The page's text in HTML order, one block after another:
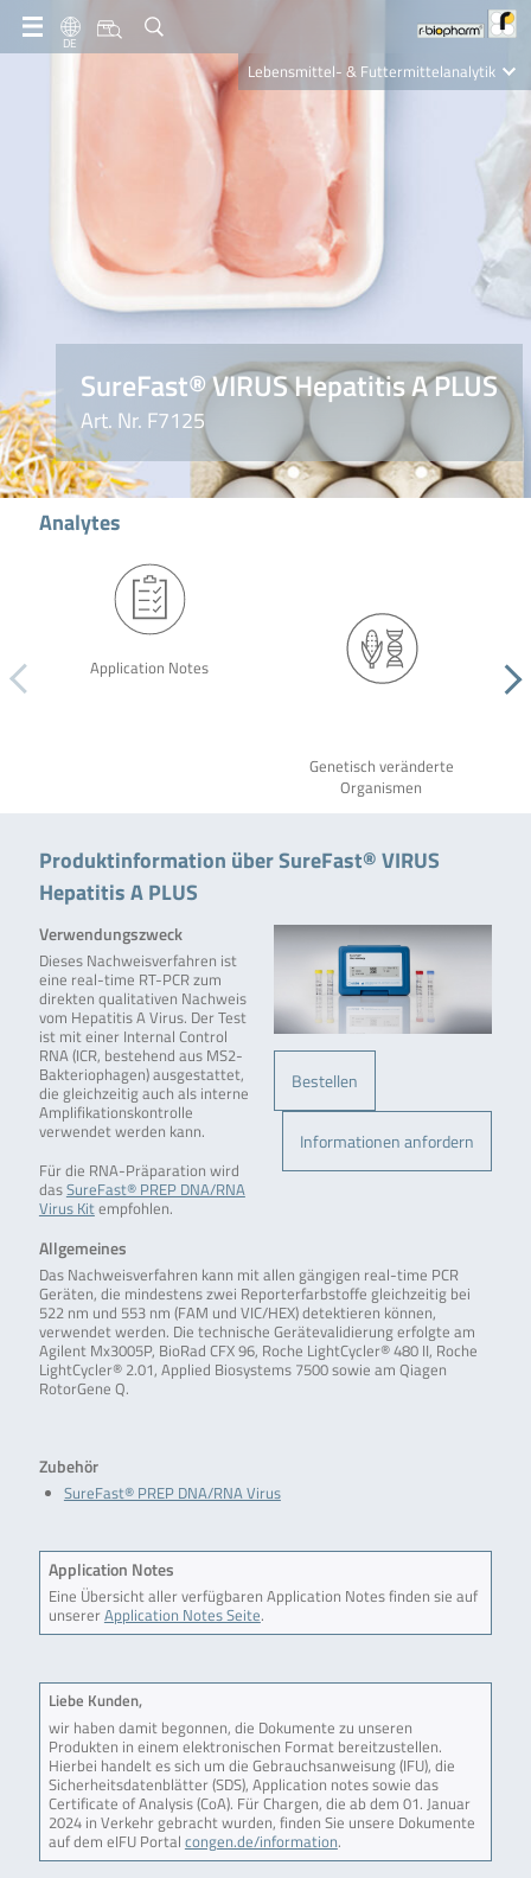
DE
Lebensmittel- & Futtermittelanalytik
Clinical Diagnostics
R-Biopharm AG
Nutrition Care
SureFast® VIRUS Hepatitis A PLUS
Art. Nr. F7125
Analytes
Application Notes
Genetisch veränderte
Organismen
Produktinformation über SureFast® VIRUS
Hepatitis A PLUS
Bestellen
Informationen anfordern
Verwendungszweck
Dieses Nachweisverfahren ist
eine real-time RT-PCR zum
direkten qualitativen Nachweis
vom Hepatitis A Virus. Der Test
ist mit einer Internal Control
RNA (ICR, bestehend aus MS2-
Bakteriophagen) ausgestattet,
die gleichzeitig auch als interne
Amplifikationskontrolle
verwendet werden kann.
Für die RNA-Präparation wird
dasSureFast® PREP DNA/RNA
Virus Kitempfohlen.
Allgemeines
Das Nachweisverfahren kann mit allen gängigen real-time PCR
Geräten, die mindestens zwei Reporterfarbstoffe gleichzeitig bei
522 nm und 553 nm (FAM und VIC/HEX) detektieren können,
verwendet werden. Die technische Gerätevalidierung erfolgte am
Agilent Mx3005P, BioRad CFX 96, Roche LightCycler® 480 II, Roche
LightCycler® 2.01, Applied Biosystems 7500 sowie am Qiagen
RotorGene Q.
Zubehör
SureFast® PREP DNA/RNA Virus
Application Notes
Eine Übersicht aller verfügbaren Application Notes finden sie auf
unsererApplication Notes Seite.
Liebe Kunden,
wir haben damit begonnen, die Dokumente zu unseren
Produkten in einem elektronischen Format bereitzustellen.
Hierbei handelt es sich um die Gebrauchsanweisung (IFU), die
Sicherheitsdatenblätter (SDS), Application notes sowie das
Certificate of Analysis (CoA). Für Chargen, die ab dem 01. Januar
2024 in Verkehr gebracht wurden, finden Sie unsere Dokumente
auf dem eIFU Portal congen.de/information.